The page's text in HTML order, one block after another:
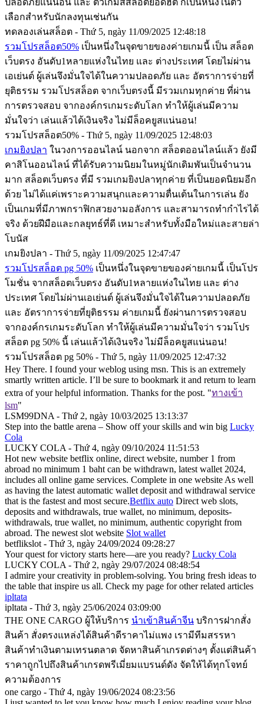
เลือกสำหรับนักลงทุนเช่นกัน
ทดลองเล่นสล็อต - Thứ 5, ngày 11/09/2025 12:48:18
รวมโปรสล็อต50% เป็นหนึ่งในจุดขายของค่ายเกมนี้ เป็น สล็อต
เว็บตรง อันดับ1หลายแห่งในไทย และ ต่างประเทศ โดยไม่ผ่าน
เอเย่นต์ ผู้เล่นจึงมั่นใจได้ในความปลอดภัย และ อัตราการจ่ายที่
ยุติธรรม รวมโปรสล็อต จากเว็บตรงนี้ มีรวมเกมทุกค่าย ที่ผ่าน
การตรวจสอบ จากองค์กรเกมระดับโลก ทำให้ผู้เล่นมีความ
มั่นใจว่า เล่นแล้วได้เงินจริง ไม่มีล็อคยูสแน่นอน!
รวมโปรสล็อต50% - Thứ 5, ngày 11/09/2025 12:48:03
เกมยิงปลา ในวงการออนไลน์ นอกจาก สล็อตออนไลน์แล้ว ยังมี
คาสิโนออนไลน์ ที่ได้รับความนิยมในหมู่นักเดิมพันเป็นจำนวน
มาก สล็อตเว็บตรง ที่มี รวมเกมยิงปลาทุกค่าย ที่เป็นยอดนิยมอีก
ด้วย ไม่ได้แค่เพราะความสนุกและความตื่นเต้นในการเล่น ยัง
เป็นเกมที่มีภาพกราฟิกสวยงามอลังการ และสามารถทำกำไรได้
จริง ด้วยฝีมือและกลยุทธ์ที่ดี เหมาะสำหรับทั้งมือใหม่และสายล่า
โบนัส
เกมยิงปลา - Thứ 5, ngày 11/09/2025 12:47:47
รวมโปรสล็อต pg 50% เป็นหนึ่งในจุดขายของค่ายเกมนี้ เป็นโปร
โมชั่น จากสล็อตเว็บตรง อันดับ1หลายแห่งในไทย และ ต่าง
ประเทศ โดยไม่ผ่านเอเย่นต์ ผู้เล่นจึงมั่นใจได้ในความปลอดภัย
และ อัตราการจ่ายที่ยุติธรรม ค่ายเกมนี้ ยังผ่านการตรวจสอบ
จากองค์กรเกมระดับโลก ทำให้ผู้เล่นมีความมั่นใจว่า รวมโปร
สล็อต pg 50% นี้ เล่นแล้วได้เงินจริง ไม่มีล็อคยูสแน่นอน!
รวมโปรสล็อต pg 50% - Thứ 5, ngày 11/09/2025 12:47:32
Hey There. I found your weblog using msn. This is an extremely
smartly written article. I’ll be sure to bookmark it and return to learn
extra of your helpful information. Thanks for the post. "ทางเข้า
lsm"
LSM99DNA - Thứ 2, ngày 10/03/2025 13:13:37
Step into the battle arena – Show off your skills and win big Lucky
Cola
LUCKY COLA - Thứ 4, ngày 09/10/2024 11:51:53
Hot new website betflix online, direct website, number 1 from
abroad no minimum 1 baht can be withdrawn, latest wallet 2024,
includes all online game services. Complete in one website As well
as having the latest automatic wallet deposit and withdrawal service
that is the fastest and most secure.Betflix auto Direct web slots,
deposits and withdrawals, true wallet, no minimum, deposits-
withdrawals, true wallet, no minimum, authentic copyright from
abroad. The newest slot website Slot wallet
betflikslot - Thứ 3, ngày 24/09/2024 09:28:27
Your quest for victory starts here—are you ready? Lucky Cola
LUCKY COLA - Thứ 2, ngày 29/07/2024 08:48:54
I admire your creativity in problem-solving. You bring fresh ideas to
the table that inspire us all. Check my page for other related articles
ipltata
ipltata - Thứ 3, ngày 25/06/2024 03:09:00
THE ONE CARGO ผู้ให้บริการ นำเข้าสินค้าจีน บริการฝากสั่ง
สินค้า สั่งตรงแหล่งได้สินค้าดีราคาไม่แพง เรามีทีมสรรหา
สินค้าทำเงินตามเทรนตลาด จัดหาสินค้าเกรดต่างๆ ตั้งแต่สินค้า
ราคาถูกไปถึงสินค้าเกรดพรีเมี่ยมแบรนด์ดัง จัดให้ได้ทุกโจทย์
ความต้องการ
one cargo - Thứ 4, ngày 19/06/2024 08:23:56